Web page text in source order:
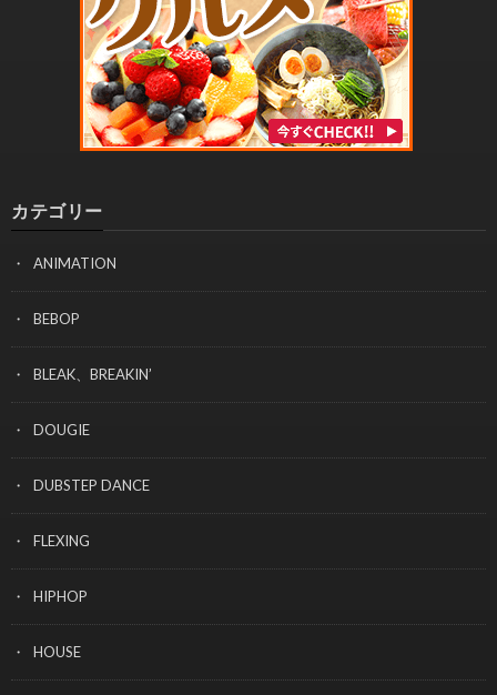
カテゴリー
ANIMATION
BEBOP
BLEAK、BREAKIN’
DOUGIE
DUBSTEP DANCE
FLEXING
HIPHOP
HOUSE